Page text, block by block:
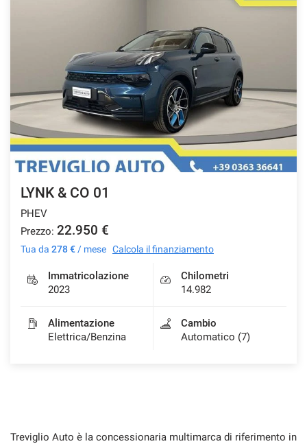
LYNK & CO 01
PHEV
Prezzo: 22.950 €
Tua da 278 € / mese Calcola il finanziamento
Immatricolazione
2023
Chilometri
14.982
Alimentazione
Elettrica/Benzina
Cambio
Automatico (7)
Treviglio Auto è la concessionaria multimarca di riferimento in